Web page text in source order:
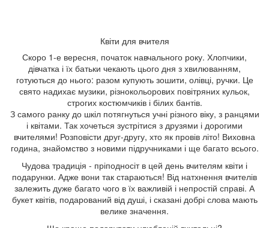
Квіти для вчителя
Скоро 1-е вересня, початок навчального року. Хлопчики,
дівчатка і їх батьки чекають цього дня з хвилюванням,
готуються до нього: разом купують зошити, олівці, ручки. Це
свято надихає музики, різнокольорових повітряних кульок,
строгих костюмчиків і білих бантів.
З самого ранку до шкіл потягнуться учні різного віку, з ранцями
і квітами. Так хочеться зустрітися з друзями і дорогими
вчителями! Розповісти друг-другу, хто як провів літо! Виховна
година, знайомство з новими підручниками і ще багато всього.
Чудова традиція - пріподносіт в цей день вчителям квіти і
подарунки. Адже вони так стараються! Від натхнення вчителів
залежить дуже багато чого в їх важливій і непростій справі. А
букет квітів, подарований від душі, і сказані добрі слова мають
велике значення.